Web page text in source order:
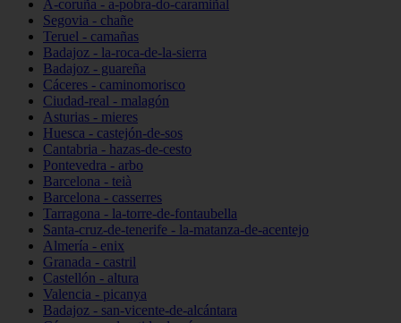
A-coruña - a-pobra-do-caramiñal
Segovia - chañe
Teruel - camañas
Badajoz - la-roca-de-la-sierra
Badajoz - guareña
Cáceres - caminomorisco
Ciudad-real - malagón
Asturias - mieres
Huesca - castejón-de-sos
Cantabria - hazas-de-cesto
Pontevedra - arbo
Barcelona - teià
Barcelona - casserres
Tarragona - la-torre-de-fontaubella
Santa-cruz-de-tenerife - la-matanza-de-acentejo
Almería - enix
Granada - castril
Castellón - altura
Valencia - picanya
Badajoz - san-vicente-de-alcántara